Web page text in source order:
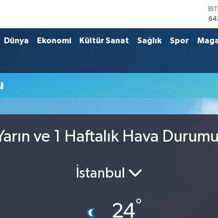
Dünya Ekonomi Kültür Sanat Sağlık Spor
ve 1 Haftalık Hava
İstanbul
24°